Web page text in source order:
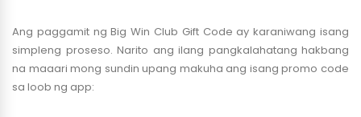
Ang paggamit ng Big Win Club Gift Code ay karaniwang isang
simpleng proseso. Narito ang ilang pangkalahatang hakbang
na maaari mong sundin upang makuha ang isang promo code
sa loob ng app: